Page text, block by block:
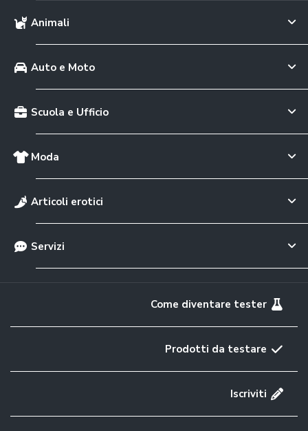
Animali
Auto e Moto
Scuola e Ufficio
Moda
Articoli erotici
Servizi
Come diventare tester
Prodotti da testare
Iscriviti